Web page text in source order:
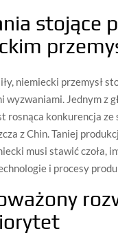
stojące
niemiecki przemysł
wyzwaniami. Jednym z
rosnąca konkurencja
z Chin. Taniej
musi stawić czoła,
i procesy